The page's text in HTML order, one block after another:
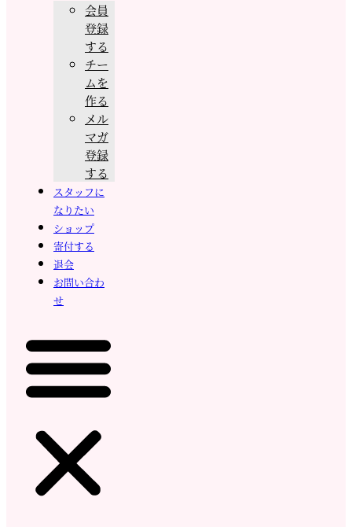
会員
登録
する
チー
ムを
作る
メル
マガ
登録
する
スタッフに
なりたい
ショップ
寄付する
退会
お問い合わ
せ